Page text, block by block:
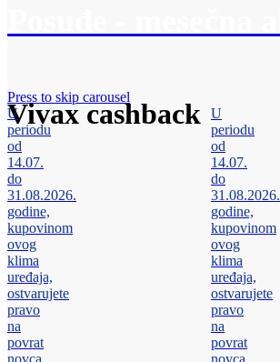
Vivax cashback
Press to skip carousel
U
periodu
od
14.07.
do
31.08.2026.
godine,
kupovinom
ovog
klima
uređaja,
ostvarujete
pravo
na
povrat
novca
U
periodu
od
14.07.
do
31.08.2026.
godine,
kupovinom
ovog
klima
uređaja,
ostvarujete
pravo
na
povrat
novca